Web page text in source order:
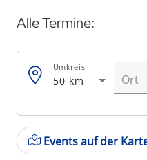
Alle Termine:
50 km
Umkreis
Events auf der